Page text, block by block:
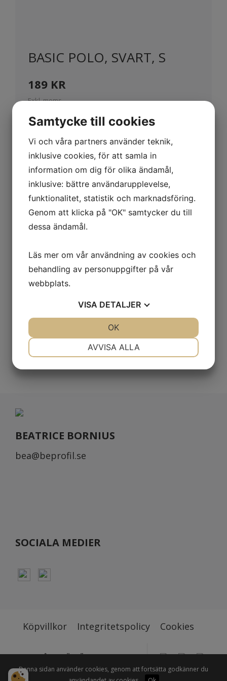
BASIC POLO, SVART, S
189 KR
Exkl. moms
Beskrivning
Baspiké i modern passform. Sprund i
sidan och tre ton-i-ton knappar på
herr och fyra på dam.
Material: 100% bomull (gråmelerad
[95] 85% bomull och 15% viskos,
antracitmelerad [955] 60% bomull och
40% polyester)
Vikt: 190 g/m2
BEATRICE BORNIUS
bea@beprofil.se
SOCIALA MEDIER
Köpvillkor Integritetspolicy Cookies
STOLT ÅTERFÖRSÄLJARE TILL BL.A
Denna sidan använder cookies, genom att fortsätta godkänner du
Samtycke till cookies
Vi och våra partners använder teknik,
inklusive cookies, för att samla in
information om dig för olika ändamål,
inklusive: bättre användarupplevelse,
funktionalitet, statistik och marknadsföring.
Genom att klicka på "OK" samtycker du till
dessa ändamål.
Läs mer om vår användning av cookies och
behandling av personuppgifter på vår
webbplats.
VISA DETALJER
AVVISA ALLA
OK